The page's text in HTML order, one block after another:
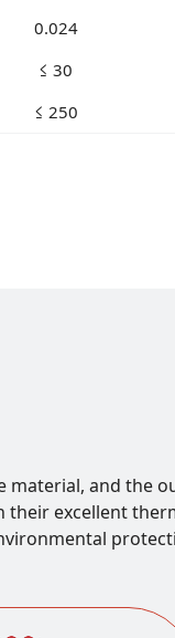
0.024
≤ 30
≤ 250
and the
excellent